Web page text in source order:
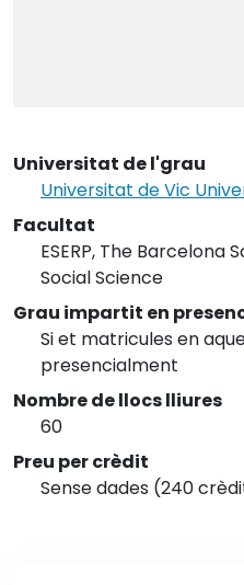
Universitat de l'grau
Universitat de Vic
Facultat
ESERP, The Barcelona
Social Science
Grau impartit en
Si et matricules en
presencialment
Nombre de llocs lliures
60
Preu per crèdit
Sense dades (240